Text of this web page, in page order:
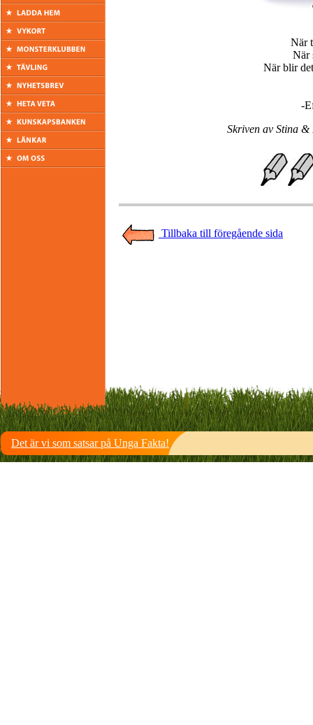
När
När
När blir
-
Skriven av Stina
Tillbaka till föregående sida
Det är vi som satsar på Unga Fakta!